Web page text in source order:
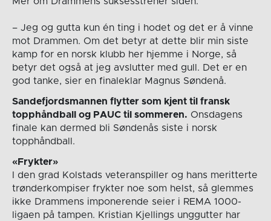
– Jeg og gutta kun én ting i hodet og det er å vinne
mot Drammen. Om det betyr at dette blir min siste
kamp for en norsk klubb her hjemme i Norge, så
betyr det også at jeg avslutter med gull. Det er en
god tanke, sier en finaleklar Magnus Søndenå.
Sandefjordsmannen flytter som kjent til fransk
topphåndball og PAUC til sommeren. Onsdagens
finale kan dermed bli Søndenås siste i norsk
topphåndball.
«Frykter»
I den grad Kolstads veteranspiller og hans meritterte
trønderkompiser frykter noe som helst, så glemmes
ikke Drammens imponerende seier i REMA 1000-
ligaen på tampen. Kristian Kjellings unggutter har